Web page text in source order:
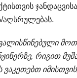
აღსრულებას.
რიგით
ვაკეთებთ